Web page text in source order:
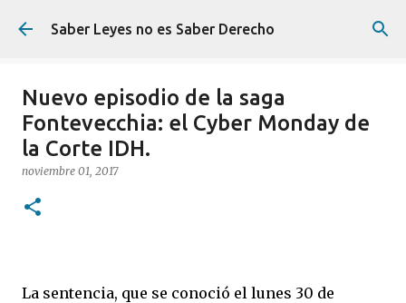
Ir al contenido principal
Saber Leyes no es Saber Derecho
Nuevo episodio de la saga
Fontevecchia: el Cyber Monday de
la Corte IDH.
noviembre 01, 2017
La sentencia, que se conoció el lunes 30 de